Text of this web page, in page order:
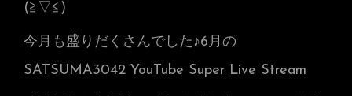
(≧▽≦)
今月も盛りだくさんでした♪6月の
SATSUMA3042 YouTube Super Live Stream